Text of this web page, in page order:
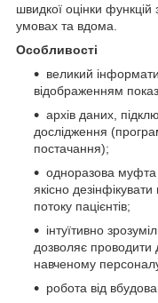
швидкої оцінки
умовах та вдома.
Особливості
великий
відображенням
архів даних,
дослідження
постачання);
одноразова муфта
якісно
потоку пацієнтів;
інтуїтивно
дозволяє проводити
навченому
робота від